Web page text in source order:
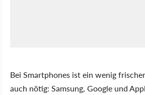
Bei Smartphones ist ein wenig
auch nötig: Samsung, Google und